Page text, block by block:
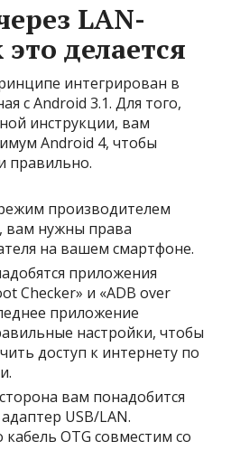
LAN-
делается
интегрирован в
с Android 3.1. Для того,
инструкции, вам
Android 4, чтобы
правильно.
производителем
вам нужны права
на вашем смартфоне.
приложения
Checker» и «ADB over
приложение
настройки, чтобы
доступ к интернету по
вам понадобится
USB/LAN.
кабель OTG совместим со